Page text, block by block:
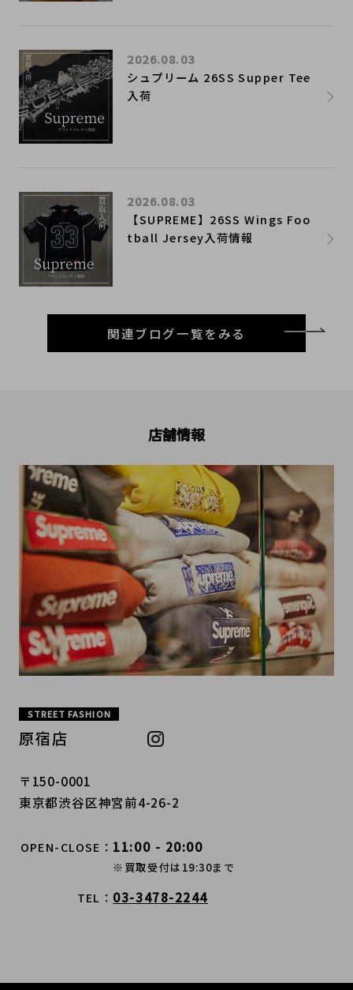
シュプリーム 26SS Supper Tee
入荷
2026.08.03
【SUPREME】26SS Wings Foo
tball Jersey入荷情報
2026.08.03
関連ブログ一覧をみる
店舗情報
STREET FASHION
原宿店
〒150-0001
東京都渋谷区神宮前4-26-2
OPEN-CLOSE 11:00 - 20:00
※買取受付は19:30まで
TEL 03-3478-2244